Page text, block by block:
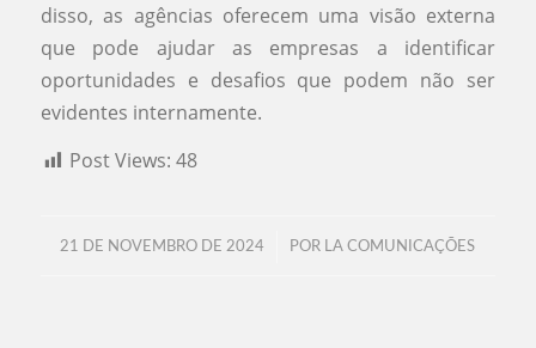
disso, as agências oferecem uma visão externa
que pode ajudar as empresas a identificar
oportunidades e desafios que podem não ser
evidentes internamente.
Post Views: 48
21 DE NOVEMBRO DE 2024
/ POR LA COMUNICAÇÕES